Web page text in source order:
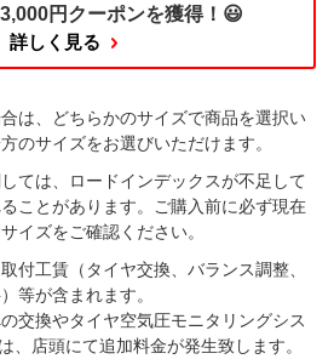
3,000円クーポンを獲得！😃
詳しく見る
は、どちらかのサイズで商品を選択い
のサイズをお選びいただけます。​
ては、ロードインデックスが不足して
ことがあります。ご購入前に必ず現在
イズをご確認ください。
付工賃（タイヤ交換、バランス調整、
等が含まれます。
交換やタイヤ空気圧モニタリングシス
、店頭にて追加料金が発生致します。